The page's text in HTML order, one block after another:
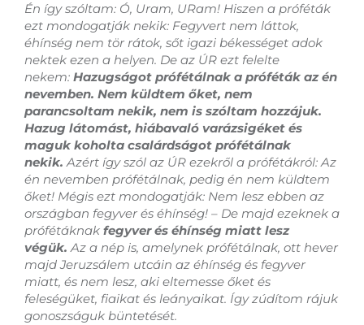
Én így szóltam: Ó, Uram, URam! Hiszen a próféták
ezt mondogatják nekik: Fegyvert nem láttok,
éhínség nem tör rátok, sőt igazi békességet adok
nektek ezen a helyen. De az ÚR ezt felelte
nekem: Hazugságot prófétálnak a próféták az én
nevemben. Nem küldtem őket, nem
parancsoltam nekik, nem is szóltam hozzájuk.
Hazug látomást, hiábavaló varázsigéket és
maguk koholta csalárdságot prófétálnak
nekik.Azért így szól az ÚR ezekről a prófétákról: Az
én nevemben prófétálnak, pedig én nem küldtem
őket! Mégis ezt mondogatják: Nem lesz ebben az
országban fegyver és éhínség! – De majd ezeknek a
prófétáknak fegyver és éhínség miatt lesz
végük. Az a nép is, amelynek prófétálnak, ott hever
majd Jeruzsálem utcáin az éhínség és fegyver
miatt, és nem lesz, aki eltemesse őket és
feleségüket, fiaikat és leányaikat. Így zúdítom rájuk
gonoszságuk büntetését.